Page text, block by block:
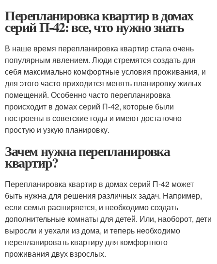
Перепланировка квартир в домах
серий П-42: все, что нужно знать
В наше время перепланировка квартир стала очень
популярным явлением. Люди стремятся создать для
себя максимально комфортные условия проживания, и
для этого часто приходится менять планировку жилых
помещений. Особенно часто перепланировка
происходит в домах серий П-42, которые были
построены в советские годы и имеют достаточно
простую и узкую планировку.
Зачем нужна перепланировка
квартир?
Перепланировка квартир в домах серий П-42 может
быть нужна для решения различных задач. Например,
если семья расширяется, и необходимо создать
дополнительные комнаты для детей. Или, наоборот, дети
выросли и уехали из дома, и теперь необходимо
перепланировать квартиру для комфортного
проживания двух взрослых.